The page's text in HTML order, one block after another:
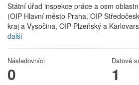
Státní úřad inspekce práce a osm
(OIP Hlavní město Praha, OIP
kraj a Vysočina, OIP Plzeňský a
další
Následovníci
0
Datové
1